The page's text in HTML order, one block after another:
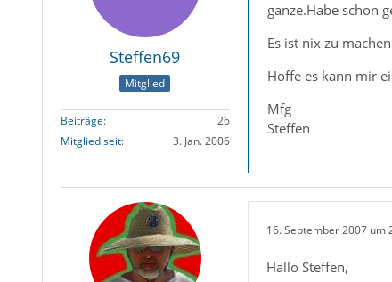
Steffen69
Mitglied
Beiträge
26
Mitglied seit
3. Jan. 2006
ganze.Habe schon
Es ist nix zu
Hoffe es kann mir
Mfg
Steffen
16. September 2007 um
Hallo Steffen,